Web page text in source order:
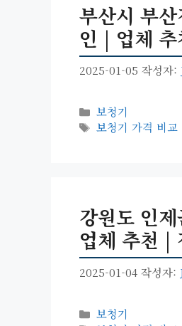
부산시 부
인 | 업체
2025-01-05 작성자:
카
테
보청기
태
보청기 가격 비교
강원도 인
업체 추천 |
2025-01-04 작성자:
카
보청기